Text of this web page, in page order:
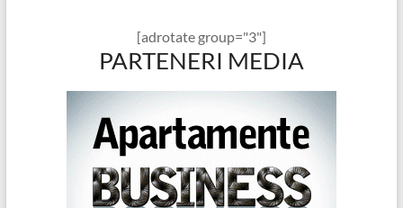
[adrotate group="3"]
PARTENERI MEDIA